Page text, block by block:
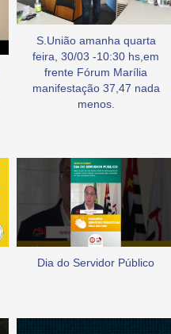
S.União amanha quarta
feira, 30/03 -10:30 hs,em
frente Fórum Marília
manifestação 37,47 nada
menos.
Dia do Servidor Público